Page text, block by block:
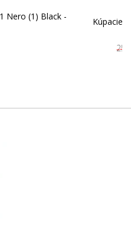
Nero (1) Black -
Kúpacie